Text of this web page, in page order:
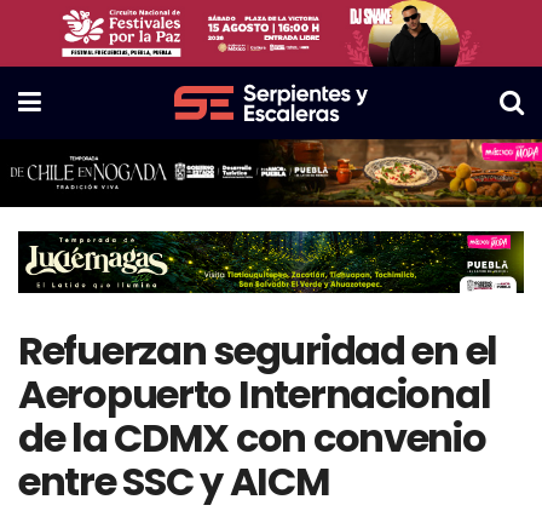
Refuerzan seguridad en el
Aeropuerto Internacional
de la CDMX con convenio
entre SSC y AICM